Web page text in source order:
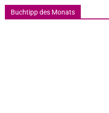
Buchtipp des Monats